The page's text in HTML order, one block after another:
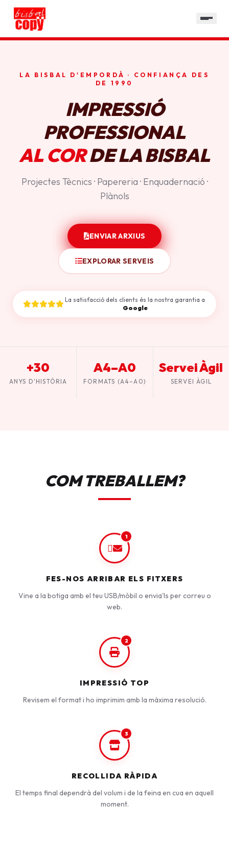
HORARI
LA BISBAL D'EMPORDÀ · CONFIANÇA DES
DE 1990
IMPRESSIÓ
PROFESSIONAL
AL CORDE LA BISBAL
Projectes Tècnics · Papereria · Enquadernació ·
Plànols
ENVIAR ARXIUS
EXPLORAR SERVEIS
La satisfacció dels clients és la nostra garantia a
Google
+30
ANYS D'HISTÒRIA
A4–A0
FORMATS (A4–A0)
Servei Àgil
SERVEI ÀGIL
COM TREBALLEM?
1
FES-NOS ARRIBAR ELS FITXERS
Vine a la botiga amb el teu USB/mòbil o envia'ls per correu o
web.
2
IMPRESSIÓ TOP
Revisem el format i ho imprimim amb la màxima resolució.
3
RECOLLIDA RÀPIDA
El temps final dependrà del volum i de la feina en cua en aquell
moment.